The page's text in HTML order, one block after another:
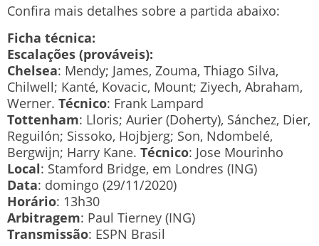
Confira mais detalhes sobre a partida abaixo:
Ficha técnica:
Escalações (prováveis):
Chelsea: Mendy; James, Zouma, Thiago Silva,
Chilwell; Kanté, Kovacic, Mount; Ziyech, Abraham,
Werner. Técnico: Frank Lampard
Tottenham: Lloris; Aurier (Doherty), Sánchez, Dier,
Reguilón; Sissoko, Hojbjerg; Son, Ndombelé,
Bergwijn; Harry Kane. Técnico: Jose Mourinho
Local: Stamford Bridge, em Londres (ING)
Data: domingo (29/11/2020)
Horário: 13h30
Arbitragem: Paul Tierney (ING)
Transmissão: ESPN Brasil